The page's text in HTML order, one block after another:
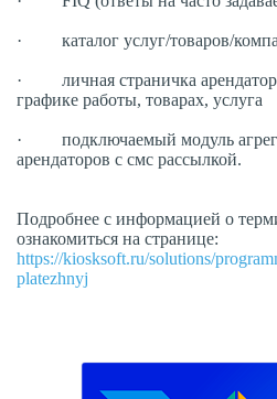
· каталог услуг/товаров/
· личная страничка
графике работы, товарах, услуга
· подключаемый модуль
арендаторов с смс рассылкой.
Подробнее с информацией о
ознакомиться на странице:
https://kiosksoft.ru/solutions/
platezhnyj